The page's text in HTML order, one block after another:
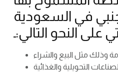
في السعودية
على النحو التالي:ـ
وذلك مثل البيع والشراء